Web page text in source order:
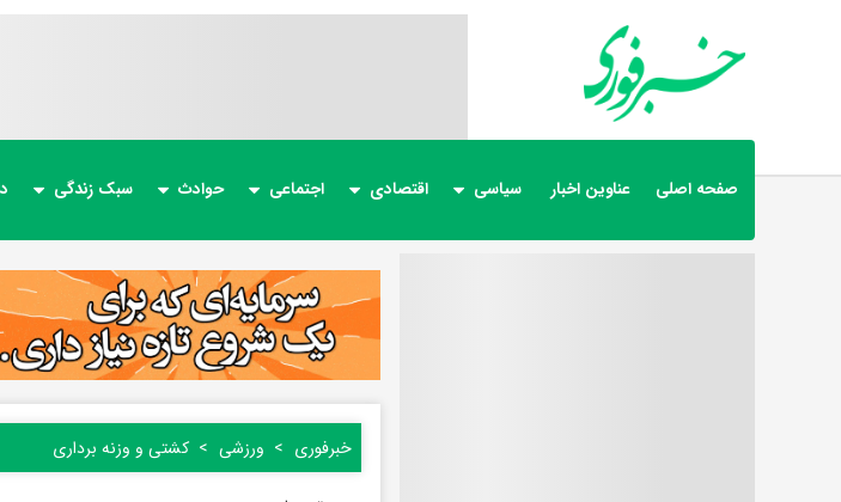
صفحه اصلی عناوین اخبار سیاسی اقتصادی اجتماعی حوادث سبک زندگی
خبرفوری ورزشی کشتی و وزنه برداری